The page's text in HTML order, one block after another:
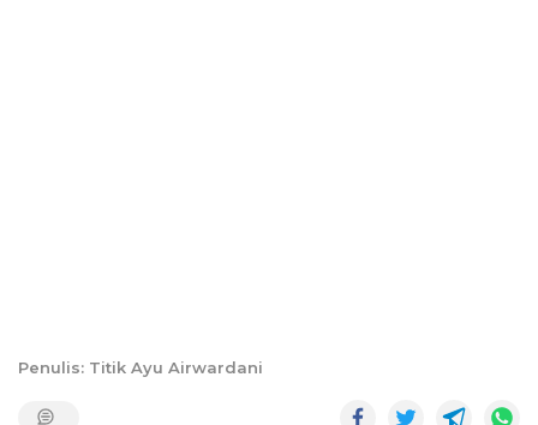
Penulis: Titik Ayu Airwardani